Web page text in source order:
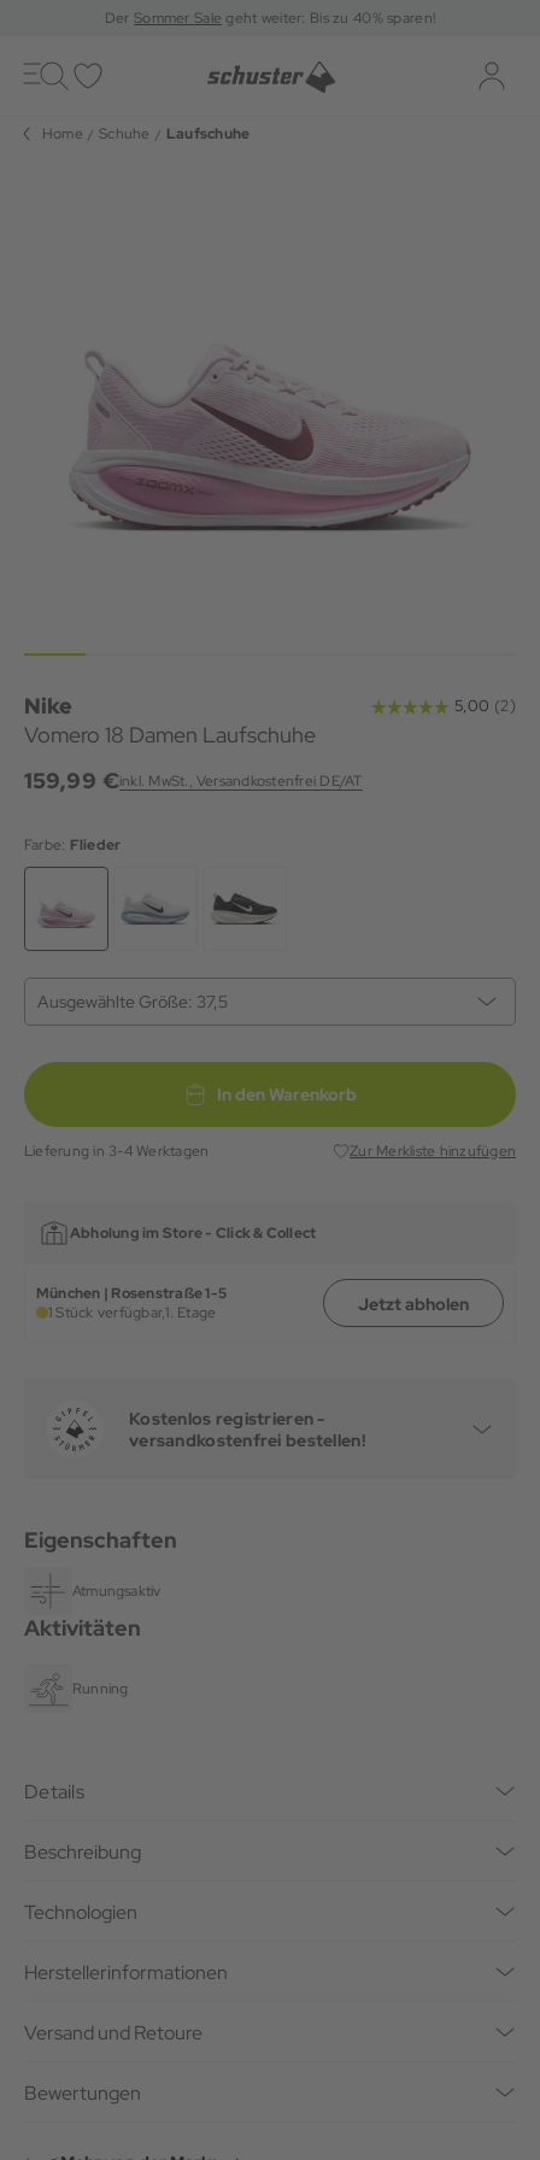
DerSommer Sale geht weiter: Bis zu 40% sparen!
Toggle
navigation
Home Schuhe Laufschuhe
Nike
Vomero 18 Damen Laufschuhe
159,99 €inkl. MwSt., Versandkostenfrei DE/AT
Farbe: Flieder
Ausgewählte Größe: 37,5
In den Warenkorb
Lieferung in 3-4 Werktagen Zur Merkliste hinzufügen
Abholung im Store - Click & Collect
München | Rosenstraße 1-5
1 Stück verfügbar,1. Etage Jetzt abholen
Kostenlos registrieren -
versandkostenfrei bestellen!
Eigenschaften
Atmungsaktiv
Aktivitäten
Running
Details
Beschreibung
Technologien
Herstellerinformationen
Versand und Retoure
Bewertungen